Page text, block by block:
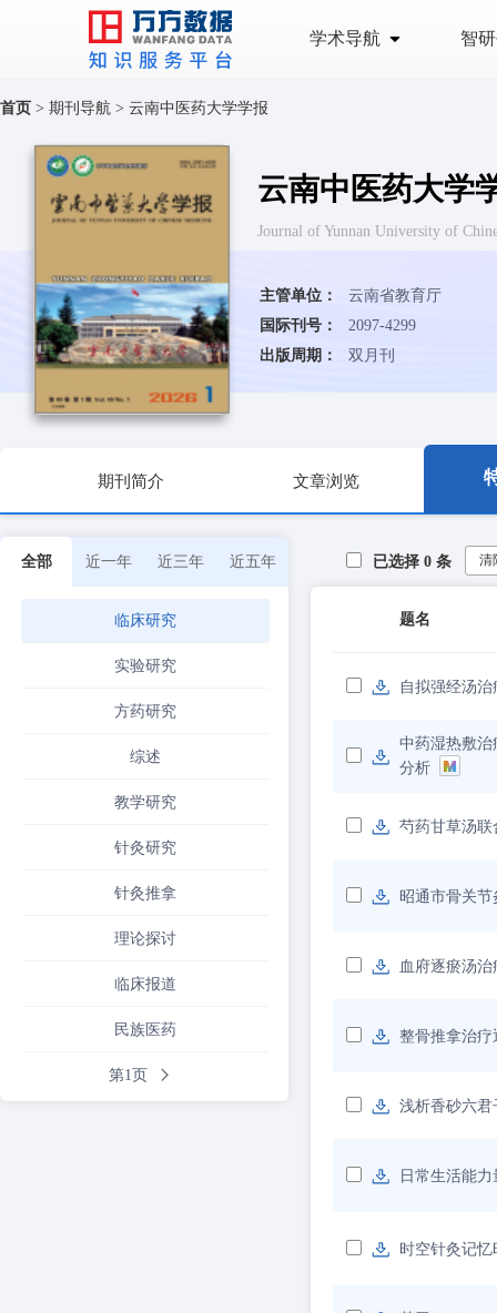
学术导航 智
首页 > 期刊导航 > 云南中医药大学学报
云南中医药大学
Journal of Yunnan University of
主管单位：
云南省教育厅
国际刊号：
2097-4299
出版周期：
双月刊
期刊简介 文章浏览
全部 近一年 近三年 近五年
临床研究
实验研究
方药研究
综述
教学研究
针灸研究
针灸推拿
理论探讨
临床报道
民族医药
第1页
已选择 0 条 清
题名
自拟强经汤
中药湿热敷治
分析
芍药甘草汤
昭通市骨关
血府逐瘀汤
整骨推拿治
浅析香砂六
日常生活能
时空针灸记